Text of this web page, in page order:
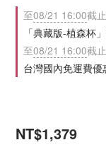
至08/21 16:00截止
「典藏版-植森杯
至08/21 16:00截止
台灣國內免運費優
NT$1,379